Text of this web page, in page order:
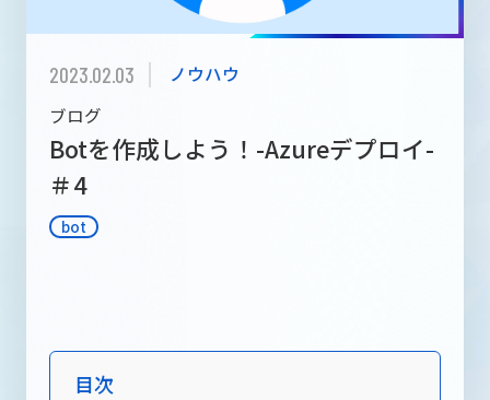
RECRUIT INFORMATION
採用情報
2023.02.03 ノウハウ
ブログ
Botを作成しよう！-Azureデプロイ-
＃4
bot
目次